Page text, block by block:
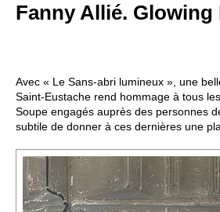
Regarder
Fanny Allié. Glowing
Avec « Le Sans-abri lumineux », une
Saint-Eustache rend hommage à tous
Soupe engagés auprès des personnes
subtile de donner à ces dernières une